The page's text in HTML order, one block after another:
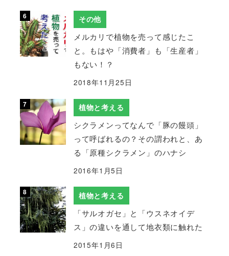
その他
メルカリで植物を売って感じたこ
と。もはや「消費者」も「生産者」
もない！？
2018年11月25日
植物と考える
シクラメンってなんで「豚の饅頭」
って呼ばれるの？その謂われと、あ
る「原種シクラメン」のハナシ
2016年1月5日
植物と考える
「サルオガセ」と「ウスネオイデ
ス」の違いを通して地衣類に触れた
2015年1月6日